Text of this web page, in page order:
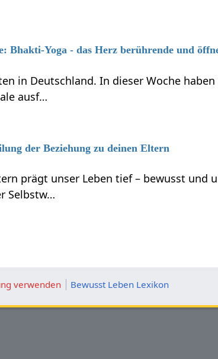
Bhakti-Yoga - das Herz berührende und
in Deutschland. In dieser Woche
ausf…
der Beziehung zu deinen Eltern
prägt unser Leben tief – bewusst und
Selbstw…
verwenden Bewusst Leben Lexikon